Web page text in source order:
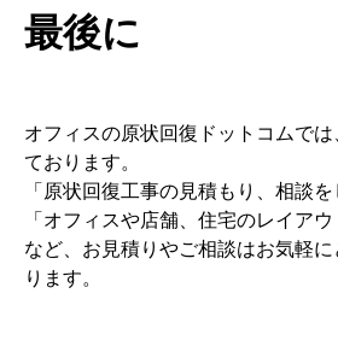
最後に
オフィスの原状回復ドットコムで
ております。
「原状回復工事の見積もり、相談を
「オフィスや店舗、住宅のレイアウ
など、お見積りやご相談はお気軽
ります。